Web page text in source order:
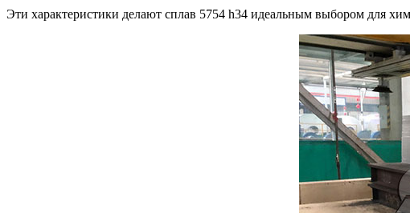
Эти характеристики делают сплав 5754 h34 идеальным выбором для